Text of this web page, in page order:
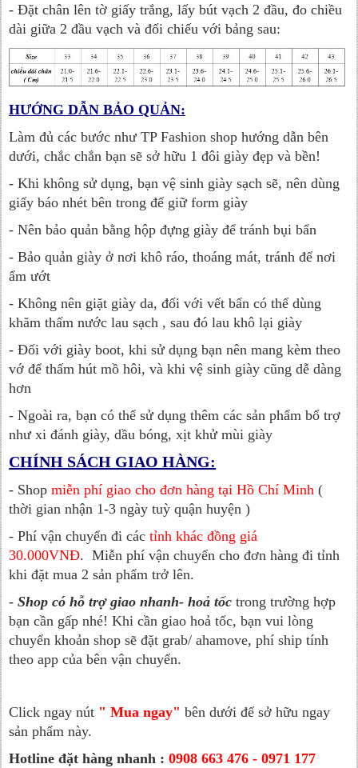
- Đặt chân lên tờ giấy trắng, lấy bút vạch 2 đầu, đo chiều
dài giữa 2 đầu vạch và đối chiếu với bảng sau:
HƯỚNG DẪN BẢO QUẢN:
Làm đủ các bước như TP Fashion shop hướng dẫn bên
dưới, chắc chắn bạn sẽ sở hữu 1 đôi giày đẹp và bền!
- Khi không sử dụng, bạn vệ sinh giày sạch sẽ, nên dùng
giấy báo nhét bên trong để giữ form giày
- Nên bảo quản bằng hộp đựng giày để tránh bụi bẩn
- Bảo quản giày ở nơi khô ráo, thoáng mát, tránh để nơi
ẩm ướt
- Không nên giặt giày da, đối với vết bẩn có thể dùng
khăm thấm nước lau sạch , sau đó lau khô lại giày
- Đối với giày boot, khi sử dụng bạn nên mang kèm theo
vớ để thấm hút mồ hôi, và khi vệ sinh giày cũng dễ dàng
hơn
- Ngoài ra, bạn có thể sử dụng thêm các sản phẩm bổ trợ
như xi đánh giày, dầu bóng, xịt khử mùi giày
CHÍNH SÁCH GIAO HÀNG:
- Shopmiễn phí giao cho đơn hàng tại Hồ Chí Minh (
thời gian nhận 1-3 ngày tuỳ quận huyện )
- Phí vận chuyển đi cáctỉnh khác đồng giá
30.000VNĐ. Miễn phí vận chuyển cho đơn hàng đi tỉnh
khi đặt mua 2 sản phẩm trở lên.
-Shop có hỗ trợ giao nhanh- hoả tốc trong trường hợp
bạn cần gấp nhé! Khi cần giao hoả tốc, bạn vui lòng
chuyển khoản shop sẽ đặt grab/ ahamove, phí ship tính
theo app của bên vận chuyển.
Click ngay nút " Mua ngay"bên dưới để sở hữu ngay
sản phẩm này.
Hotline đặt hàng nhanh :0908 663 476 - 0971 177